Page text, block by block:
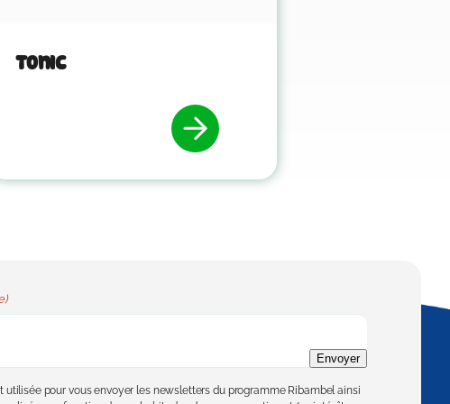
Tonic
Envoyer
utilisée pour vous envoyer les newsletters du programme Ribambel ainsi